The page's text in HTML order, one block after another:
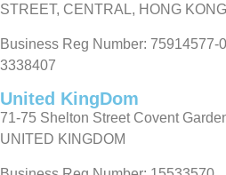
STREET, CENTRAL, HONG KONG
Business Reg Number: 75914577-
3338407
United KingDom
71-75 Shelton Street Covent
UNITED KINGDOM